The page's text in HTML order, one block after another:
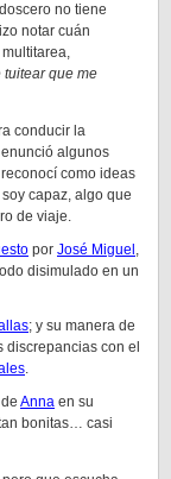
no tiene
notar cuán
multitarea,
tuitear que me
conducir la
algunos
como ideas
capaz, algo que
de viaje.
por José Miguel ,
disimulado en un
; y su manera de
con el
.
Anna en su
bonitas… casi